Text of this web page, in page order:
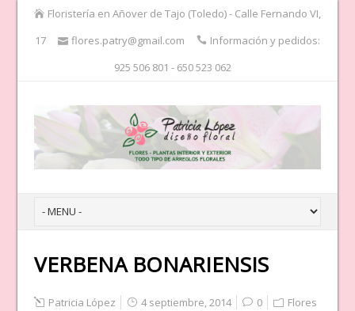
Floristería en Añover de Tajo (Toledo) - Calle Fernando VI,
17
flores.patry@gmail.com
Información y pedidos:
925 506 801 - 650 523 062
VERBENA BONARIENSIS
Patricia López 4 septiembre, 2014 0
Flores